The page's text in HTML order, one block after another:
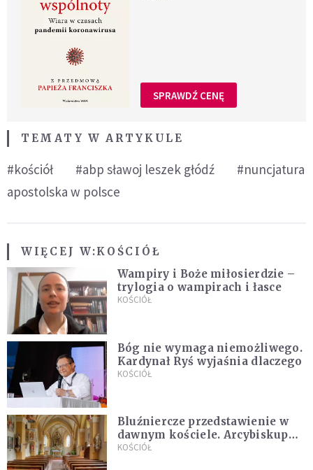
SPRAWDŹ CENĘ
TEMATY W ARTYKULE
#kościół #abp sławoj leszek głódź
#nuncjatura
apostolska w polsce
WIĘCEJ W:KOŚCIÓŁ
Wampiry i Boże miłosierdzie –
trylogia o wampirach i łasce
KOŚCIÓŁ
Bóg nie wymaga niemożliwego.
Kardynał Ryś wyjaśnia dlaczego
KOŚCIÓŁ
Bluźniercze przedstawienie w
dawnym kościele. Arcybiskup
stanowczo reaguje
KOŚCIÓŁ